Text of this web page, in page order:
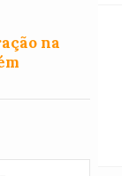
na